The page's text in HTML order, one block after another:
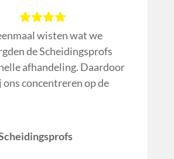
wisten wat we
de Scheidingsprofs
afhandeling. Daardoor
ons concentreren op de